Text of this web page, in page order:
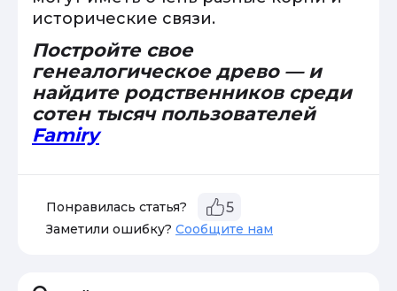
исторические связи.
Постройте свое
генеалогическое древо — и
найдите родственников среди
сотен тысяч пользователей
Famiry
Понравилась статья? 5
Заметили ошибку? Сообщите нам